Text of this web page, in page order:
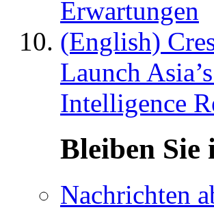
Erwartungen
(English)
Launch
Intelligence
Bleiben
Nachrichten